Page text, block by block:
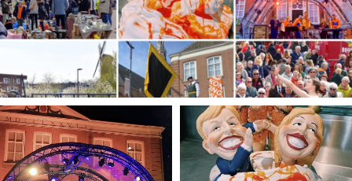
Winkelgebieden
Bezienswaardigheden
Musea, theaters & podia
Uitjes & activiteiten
Toeristische routes